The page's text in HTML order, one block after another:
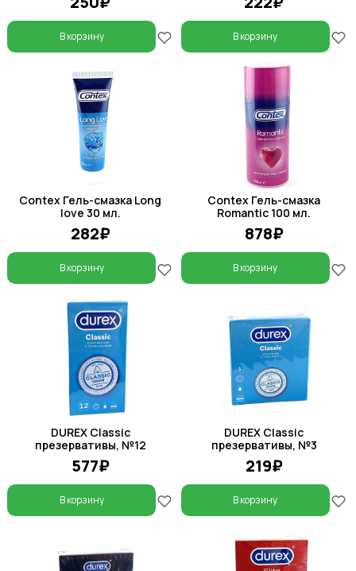
В корзину В корзину
Contex Гель-смазка Long
love 30 мл.
282₽
В корзину
Contex Гель-смазка
Romantic 100 мл.
878₽
В корзину
DUREX Classic
презервативы, №12
577₽
В корзину
DUREX Classic
презервативы, №3
219₽
В корзину